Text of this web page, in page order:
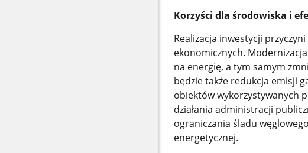
Korzyści dla środowiska i
Realizacja inwestycji
ekonomicznych.
na energię, a tym samym
będzie także redukcja emisji
obiektów wykorzystywanych
działania administracji
ograniczania śladu
energetycznej.